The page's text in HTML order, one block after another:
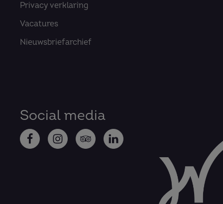
Privacy verklaring
Vacatures
Nieuwsbriefarchief
Social media